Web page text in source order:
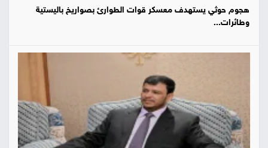
هجوم حوثي يستهدف معسكر قوات الطوارئ بصواريخ باليستية
وطائرات...